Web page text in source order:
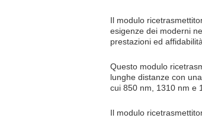
Il modulo
esigenze dei moderni
prestazioni ed
Questo modulo
lunghe distanze con
cui 850 nm, 1310 nm e
Il modulo